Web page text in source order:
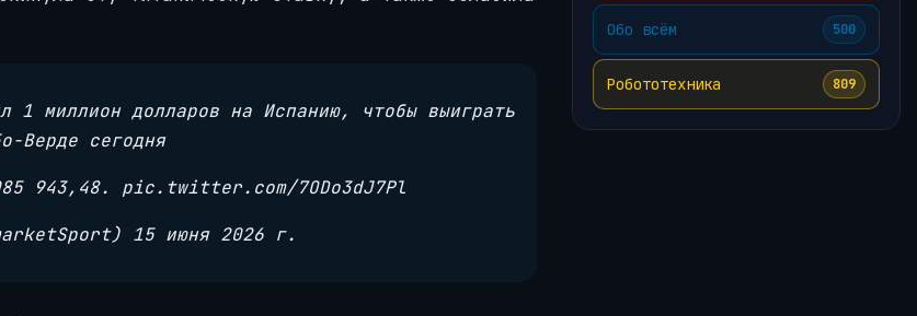
1 миллион долларов на Испанию, чтобы выиграть
Верде сегодня
943,48. pic.twitter.com/7ODo3dJ7Pl
15 июня 2026 г.
Обо всём 500
Робототехника 809